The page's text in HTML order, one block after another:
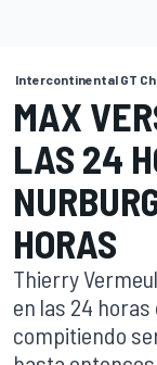
Intercontinental GT
MAX
LAS 24
HORAS
Thierry
en las 24
compitiendo